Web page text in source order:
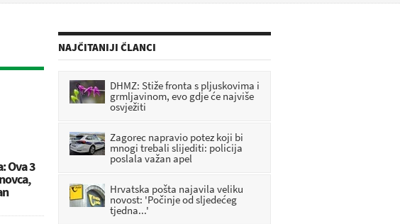
Ova 3
NAJČITANIJI ČLANCI
DHMZ: Stiže fronta s pljuskovima i
grmljavinom, evo gdje će najviše
osvježiti
Zagorec napravio potez koji bi
mnogi trebali slijediti: policija
poslala važan apel
Hrvatska pošta najavila veliku
novost: 'Počinje od sljedećeg
tjedna...'